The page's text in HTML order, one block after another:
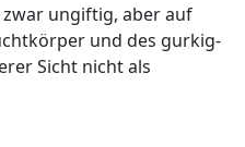
zwar ungiftig, aber auf
und des gurkig-
Sicht nicht als